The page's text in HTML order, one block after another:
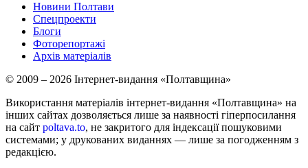
Новини Полтави
Спецпроекти
Блоги
Фоторепортажі
Архів матеріалів
© 2009 – 2026 Інтернет-видання «Полтавщина»
Використання матеріалів інтернет-видання «Полтавщина» на
інших сайтах дозволяється лише за наявності гіперпосилання
на сайт poltava.to, не закритого для індексації пошуковими
системами; у друкованих виданнях — лише за погодженням з
редакцією.